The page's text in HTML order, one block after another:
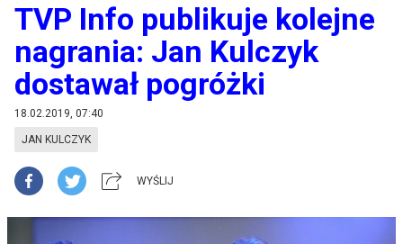
TVP Info publikuje kolejne
nagrania: Jan Kulczyk
dostawał pogróżki
18.02.2019, 07:40
JAN KULCZYK
WYŚLIJ